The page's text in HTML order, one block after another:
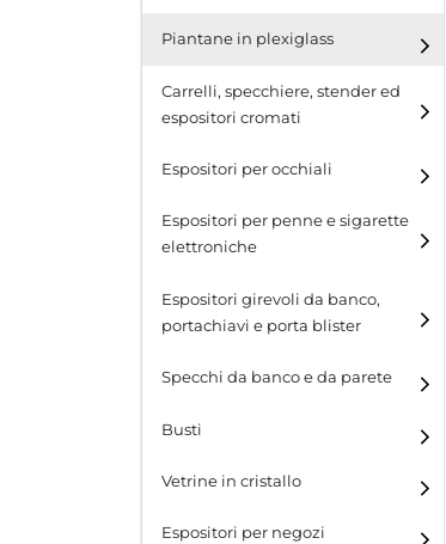
Espositori per calzature
Piantane in plexiglass
Carrelli, specchiere, stender ed
espositori cromati
Espositori per occhiali
Espositori per penne e sigarette
elettroniche
Espositori girevoli da banco,
portachiavi e porta blister
Espositori girevoli da
ganci
Specchi da banco e da parete
Busti
Vetrine in cristallo
Laminato
Espositori per negozi